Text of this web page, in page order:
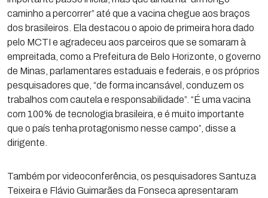
caminho a percorrer” até que a vacina chegue aos braços
dos brasileiros. Ela destacou o apoio de primeira hora dado
pelo MCTI e agradeceu aos parceiros que se somaram à
empreitada, como a Prefeitura de Belo Horizonte, o governo
de Minas, parlamentares estaduais e federais, e os próprios
pesquisadores que, “de forma incansável, conduzem os
trabalhos com cautela e responsabilidade”. “É uma vacina
com 100% de tecnologia brasileira, e é muito importante
que o país tenha protagonismo nesse campo”, disse a
dirigente.
Também por videoconferência, os pesquisadores Santuza
Teixeira e Flávio Guimarães da Fonseca apresentaram